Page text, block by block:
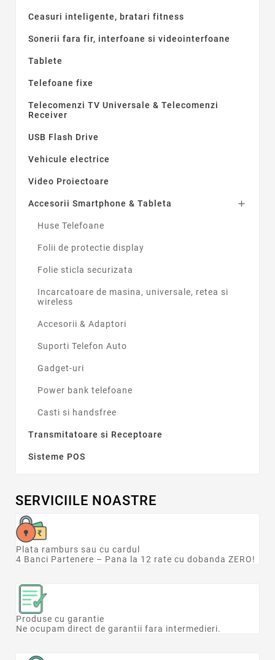
Ceasuri inteligente, bratari fitness
Sonerii fara fir, interfoane si videointerfoane
Tablete
Telefoane fixe
Telecomenzi TV Universale & Telecomenzi
Receiver
USB Flash Drive
Vehicule electrice
Video Proiectoare
Accesorii Smartphone & Tableta 
Huse Telefoane
Folii de protectie display
Folie sticla securizata
Incarcatoare de masina, universale, retea si
wireless
Accesorii & Adaptori
Suporti Telefon Auto
Gadget-uri
Power bank telefoane
Casti si handsfree
Transmitatoare si Receptoare
Sisteme POS
SERVICIILE NOASTRE
Plata ramburs sau cu cardul
4 Banci Partenere – Pana la 12 rate cu dobanda ZERO!
Produse cu garantie
Ne ocupam direct de garantii fara intermedieri.